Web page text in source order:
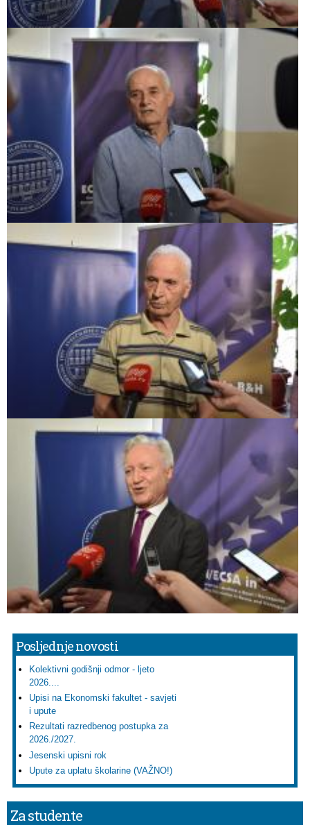
Posljednje novosti
Kolektivni godišnji odmor - ljeto
2026....
Upisi na Ekonomski fakultet - savjeti
i upute
Rezultati razredbenog postupka za
2026./2027.
Jesenski upisni rok
Upute za uplatu školarine (VAŽNO!)
Za studente